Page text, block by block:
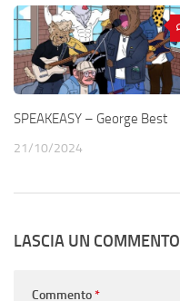
SPEAKEASY – George Best
21/10/2024
LASCIA UN COMMENTO
Commento*